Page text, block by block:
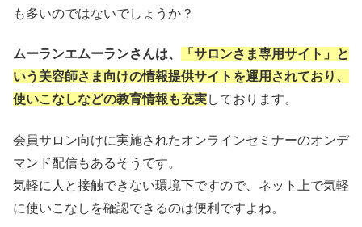
も多いのではないでしょうか？
ムーランエムーランさんは、
「サロンさま専用サイト」と
いう美容師さま向けの情報提供サイトを運用されており、
使いこなしなどの教育情報も充実しております。
会員サロン向けに実施されたオンラインセミナーのオンデ
マンド配信もあるそうです。
気軽に人と接触できない環境下ですので、ネット上で気軽
に使いこなしを確認できるのは便利ですよね。